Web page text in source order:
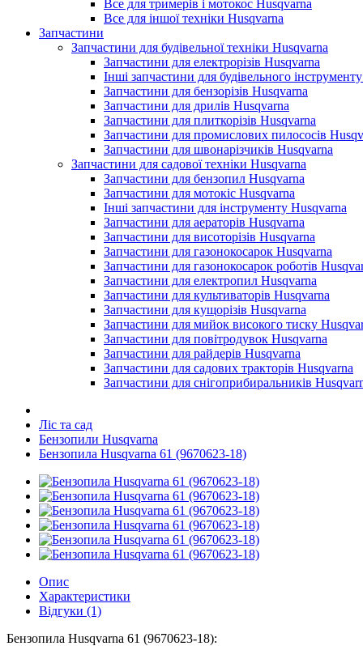
Все для тримерів і мотокос Husqvarna
Все для іншої техніки Husqvarna
Запчастини
Запчастини для будівельної техніки Husqvarna
Запчастини для електрорізів Husqvarna
Інші запчастини для будівельного
Запчастини для бензорізів Husqvarna
Запчастини для дрилів Husqvarna
Запчастини для плиткорізів Husqvarna
Запчастини для промислових пилососів
Запчастини для швонарізчиків Husqvarna
Запчастини для садової техніки Husqvarna
Запчастини для бензопил Husqvarna
Запчастини для мотокіс Husqvarna
Інші запчастини для інструменту Husqvarna
Запчастини для аераторів Husqvarna
Запчастини для висоторізів Husqvarna
Запчастини для газонокосарок Husqvarna
Запчастини для газонокосарок роботів
Запчастини для електропил Husqvarna
Запчастини для культиваторів Husqvarna
Запчастини для кущорізів Husqvarna
Запчастини для мийок високого тиску
Запчастини для повітродувок Husqvarna
Запчастини для райдерів Husqvarna
Запчастини для садових тракторів Husqvarna
Запчастини для снігоприбиральників
Ліс та сад
Бензопили Husqvarna
Бензопила Husqvarna 61 (9670623-18)
Опис
Характеристики
Відгуки (1)
Бензопила Husqvarna 61 (9670623-18):